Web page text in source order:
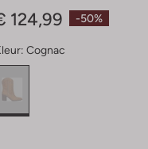
-50%
124,99
Cognac